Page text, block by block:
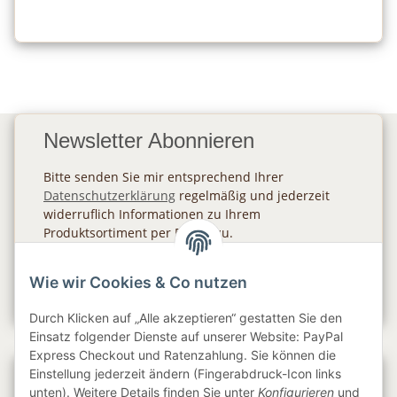
Newsletter Abonnieren
Bitte senden Sie mir entsprechend Ihrer
Datenschutzerklärung regelmäßig und jederzeit
widerruflich Informationen zu Ihrem
Produktsortiment per E-Mail zu.
Gesetzliche Informationen
Wie wir Cookies & Co nutzen
Durch Klicken auf „Alle akzeptieren“ gestatten Sie den
Einsatz folgender Dienste auf unserer Website: PayPal
Express Checkout und Ratenzahlung. Sie können die
Einstellung jederzeit ändern (Fingerabdruck-Icon links
unten). Weitere Details finden Sie unter Konfigurieren und